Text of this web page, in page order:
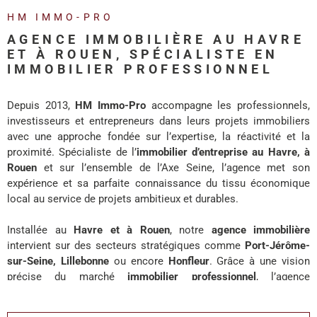
BLOG
HM IMMO-PRO
AGENCE IMMOBILIÈRE AU HAVRE
ET À ROUEN, SPÉCIALISTE EN
IMMOBILIER PROFESSIONNEL
Depuis 2013, HM Immo-Pro accompagne les professionnels,
investisseurs et entrepreneurs dans leurs projets immobiliers
avec une approche fondée sur l’expertise, la réactivité et la
proximité. Spécialiste de l’immobilier d’entreprise au Havre, à
Rouen et sur l’ensemble de l’Axe Seine, l’agence met son
expérience et sa parfaite connaissance du tissu économique
local au service de projets ambitieux et durables.
Installée au Havre et à Rouen, notre agence immobilière
intervient sur des secteurs stratégiques comme Port-Jérôme-
sur-Seine, Lillebonneou encore Honfleur. Grâce à une vision
précise du marché immobilier professionnel , l’agence